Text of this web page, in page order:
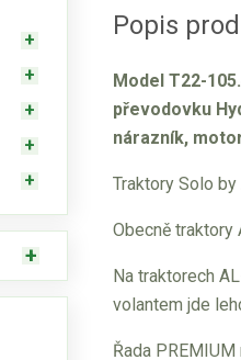
Popis
Model T22-
převodovku
nárazník,
Traktory Solo by
Obecně traktory
Na traktorech
volantem jde
Řada